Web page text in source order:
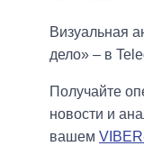
Визуальная
дело» – в
Получайте
новости и
вашем